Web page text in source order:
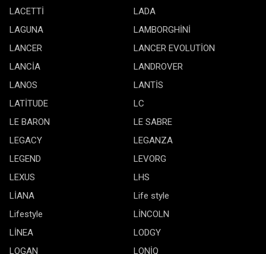
LACETTİ
LADA
LAGUNA
LAMBORGHİNİ
LANCER
LANCER EVOLUTİON
LANCİA
LANDROVER
LANOS
LANTİS
LATİTUDE
LC
LE BARON
LE SABRE
LEGACY
LEGANZA
LEGEND
LEVORG
LEXUS
LHS
LİANA
Life style
Lifestyle
LİNCOLN
LİNEA
LODGY
LOGAN
LONİQ